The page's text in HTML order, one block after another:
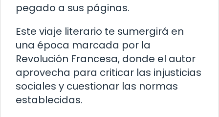
pegado a sus páginas.
Este viaje literario te sumergirá en
una época marcada por la
Revolución Francesa, donde el autor
aprovecha para criticar las injusticias
sociales y cuestionar las normas
establecidas.